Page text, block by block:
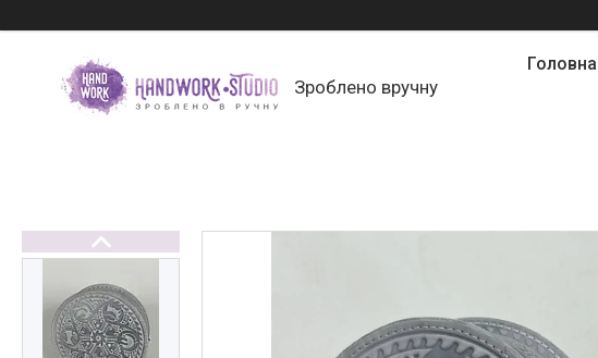
Зроблено вручну
Головна